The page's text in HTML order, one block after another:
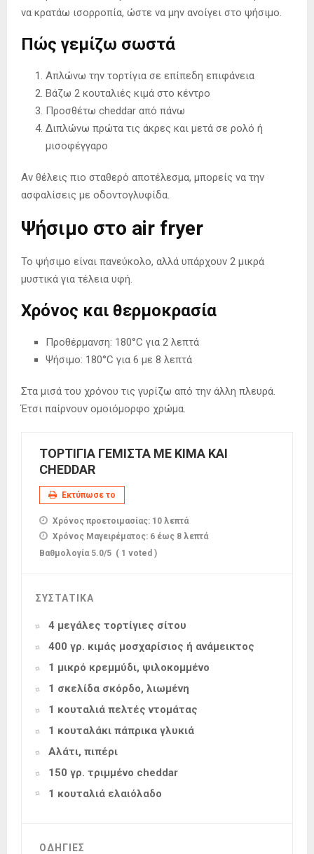
να κρατάω ισορροπία, ώστε να μην ανοίγει στο ψήσιμο.
Πώς γεμίζω σωστά
Απλώνω την τορτίγια σε επίπεδη επιφάνεια
Βάζω 2 κουταλιές κιμά στο κέντρο
Προσθέτω cheddar από πάνω
Διπλώνω πρώτα τις άκρες και μετά σε ρολό ή
μισοφέγγαρο
Αν θέλεις πιο σταθερό αποτέλεσμα, μπορείς να την
ασφαλίσεις με οδοντογλυφίδα.
Ψήσιμο στο air fryer
Το ψήσιμο είναι πανεύκολο, αλλά υπάρχουν 2 μικρά
μυστικά για τέλεια υφή.
Χρόνος και θερμοκρασία
Προθέρμανση: 180°C για 2 λεπτά
Ψήσιμο: 180°C για 6 με 8 λεπτά
Στα μισά του χρόνου τις γυρίζω από την άλλη πλευρά.
Έτσι παίρνουν ομοιόμορφο χρώμα.
ΤΟΡΤΙΓΙΑ ΓΕΜΙΣΤΑ ΜΕ ΚΙΜΑ ΚΑΙ
CHEDDAR
Εκτύπωσε το
Χρόνος προετοιμασίας: 10 λεπτά
Χρόνος Μαγειρέματος: 6 έως 8 λεπτά
Βαθμολογία 5.0/5 ( 1 voted )
ΣΥΣΤΑΤΙΚΑ
4 μεγάλες τορτίγιες σίτου
400 γρ. κιμάς μοσχαρίσιος ή ανάμεικτος
1 μικρό κρεμμύδι, ψιλοκομμένο
1 σκελίδα σκόρδο, λιωμένη
1 κουταλιά πελτές ντομάτας
1 κουταλάκι πάπρικα γλυκιά
Αλάτι, πιπέρι
150 γρ. τριμμένο cheddar
1 κουταλιά ελαιόλαδο
ΟΔΗΓΙΕΣ